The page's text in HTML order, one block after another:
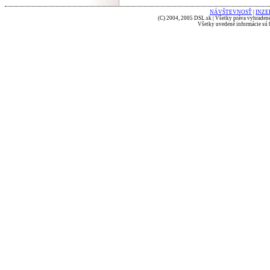
NÁVŠTEVNOSŤ
(C) 2004, 2005 DSL.sk | Všetky práva
Všetky uvedené informácie sú